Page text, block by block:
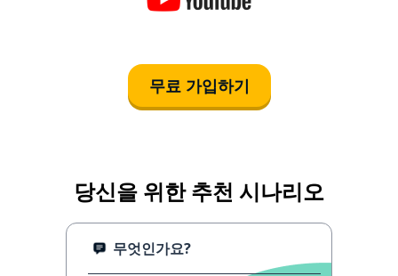
무료 가입하기
당신을 위한 추천 시나리오
무엇인가요?